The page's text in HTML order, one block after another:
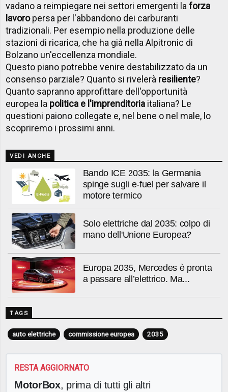
vadano a reimpiegare nei settori emergenti laforza
lavoropersa per l'abbandono dei carburanti
tradizionali. Per esempio nella produzione delle
stazioni di ricarica, che ha già nella Alpitronic di
Bolzano un'eccellenza mondiale.
Questo piano potrebbe venire destabilizzato da un
consenso parziale? Quanto si rivelerà resiliente?
Quanto sapranno approfittare dell'opportunità
europea la politica e l'imprenditoria italiana? Le
questioni paiono collegate e, nel bene o nel male, lo
scopriremo i prossimi anni.
VEDI ANCHE
Bando ICE 2035: la Germania
spinge sugli e-fuel per salvare il
motore termico
Solo elettriche dal 2035: colpo di
mano dell'Unione Europea?
Europa 2035, Mercedes è pronta
a passare all’elettrico. Ma...
TAGS
auto elettriche commissione europea 2035
RESTA AGGIORNATO
MotorBox, prima di tutti gli altri